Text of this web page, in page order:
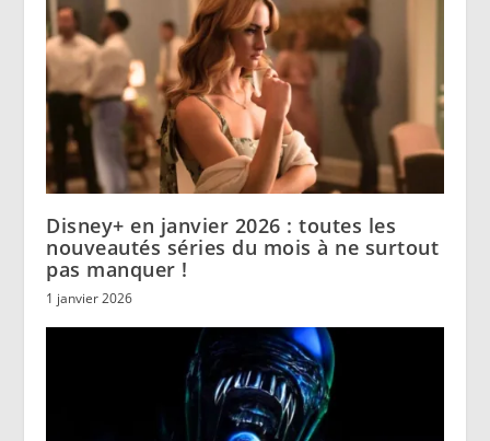
Disney+ en janvier 2026 : toutes les
nouveautés séries du mois à ne surtout
pas manquer !
1 janvier 2026